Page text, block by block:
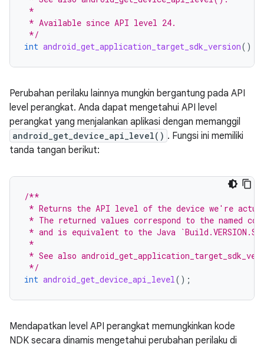
*
* Available since API level 24.
*/
int android_get_application_target_sdk_version()
Perubahan perilaku lainnya mungkin bergantung pada API
level perangkat. Anda dapat mengetahui API level
perangkat yang menjalankan aplikasi dengan memanggil
android_get_device_api_level() . Fungsi ini memiliki
tanda tangan berikut:
/**
* Returns the API level of the device we're
* The returned values correspond to the named
* and is equivalent to the Java
*
* See also
*/
int android_get_device_api_level();
Mendapatkan level API perangkat memungkinkan kode
NDK secara dinamis mengetahui perubahan perilaku di